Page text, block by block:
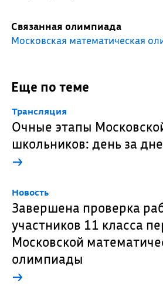
Связанная олимпиада
Московская математическая
Еще по теме
Трансляция
Очные этапы
школьников: день за
→
Новость
Завершена проверка
участников 11 класса
Московской
олимпиады
→